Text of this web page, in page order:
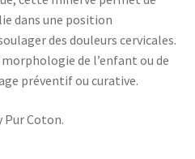
dans une position
des douleurs cervicales.
morphologie de l’enfant ou de
préventif ou curative.
Pur Coton.